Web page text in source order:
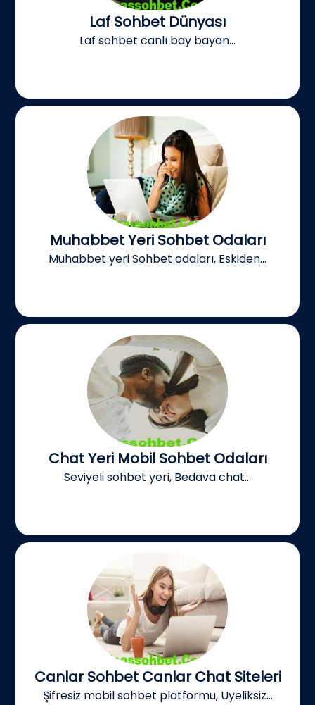
Laf Sohbet Dünyası
Laf sohbet canlı bay bayan...
Muhabbet Yeri Sohbet Odaları
Muhabbet yeri Sohbet odaları, Eskiden...
Chat Yeri Mobil Sohbet Odaları
Seviyeli sohbet yeri, Bedava chat...
Canlar Sohbet Canlar Chat Siteleri
Şifresiz mobil sohbet platformu, Üyeliksiz...